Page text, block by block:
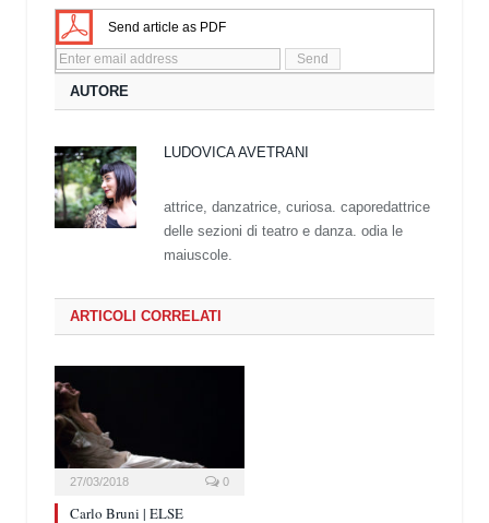
Send article as PDF
AUTORE
LUDOVICA AVETRANI
attrice, danzatrice, curiosa. caporedattrice
delle sezioni di teatro e danza. odia le
maiuscole.
ARTICOLI CORRELATI
27/03/2018 0
Carlo Bruni | ELSE